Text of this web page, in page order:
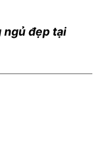
ngủ đẹp tại